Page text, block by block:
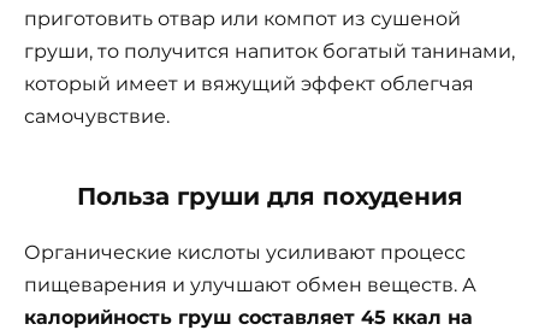
приготовить отвар или компот из сушеной
груши, то получится напиток богатый танинами,
который имеет и вяжущий эффект облегчая
самочувствие.
Польза груши для похудения
Органические кислоты усиливают процесс
пищеварения и улучшают обмен веществ. А
калорийность груш составляет 45 ккал на